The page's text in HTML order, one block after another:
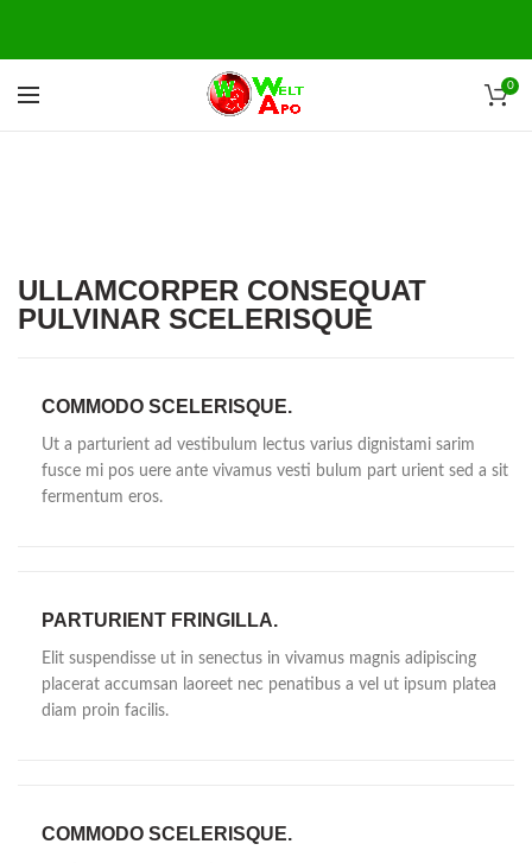
0
ULLAMCORPER CONSEQUAT
PULVINAR SCELERISQUE
COMMODO SCELERISQUE.
Ut a parturient ad vestibulum lectus varius dignistami sarim
fusce mi pos uere ante vivamus vesti bulum part urient sed a sit
fermentum eros.
PARTURIENT FRINGILLA.
Elit suspendisse ut in senectus in vivamus magnis adipiscing
placerat accumsan laoreet nec penatibus a vel ut ipsum platea
diam proin facilis.
COMMODO SCELERISQUE.